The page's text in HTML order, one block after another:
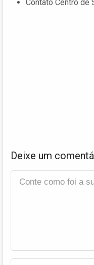
Contato Centro de
Deixe um